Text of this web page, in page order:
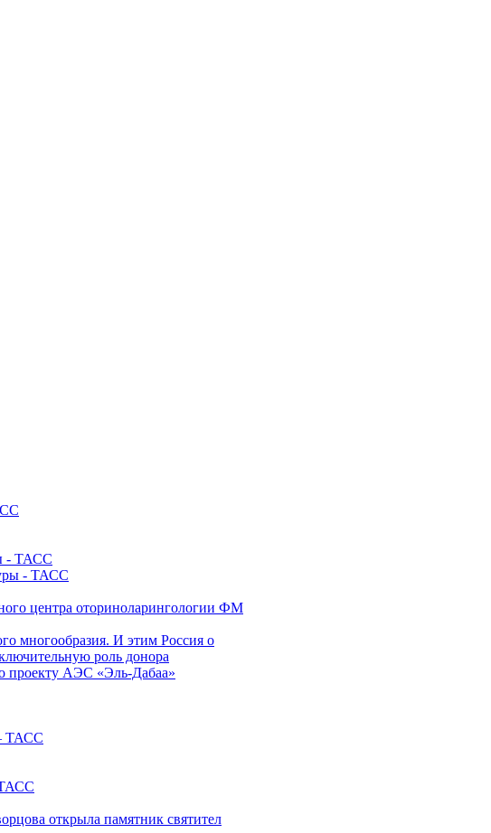
- ТАСС
- ТАСС
центра оториноларингологии ФМ
многообразия. И этим Россия о
роль донора
проекту АЭС «Эль-Дабаа»
ТАСС
открыла памятник святител